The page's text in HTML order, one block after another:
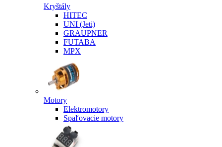
Kryštály
HITEC
UNI (Jeti)
GRAUPNER
FUTABA
MPX
Motory
Elektromotory
Spaľovacie motory